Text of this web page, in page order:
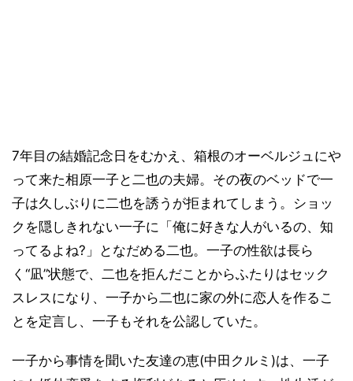
7年目の結婚記念日をむかえ、箱根のオーベルジュにや
って来た相原一子と二也の夫婦。その夜のベッドで一
子は久しぶりに二也を誘うが拒まれてしまう。ショッ
クを隠しきれない一子に「俺に好きな人がいるの、知
ってるよね?」となだめる二也。一子の性欲は長ら
く“凪”状態で、二也を拒んだことからふたりはセック
スレスになり、一子から二也に家の外に恋人を作るこ
とを定言し、一子もそれを公認していた。
一子から事情を聞いた友達の恵(中田クルミ)は、一子